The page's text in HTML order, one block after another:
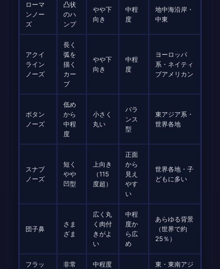
ローマ
ンノー
ズ
凸状
のハ
ンプ
やや下
向き
中程
度
地中海沿岸・
中東
アクイ
ライン
ノーズ
長く
弧を
描く
カー
ブ
やや下
向き
中程
度
ヨーロッパ
系・ネイティ
ブアメリカン
ボタン
ノーズ
低め
から
中程
度
小さく
丸い
バラ
ンス
型
東アジア系・
世界各地
スナブ
ノーズ
短く
やや
凹型
上向き
（115
度超）
正面
から
見え
やす
い
世界各地・子
どもに多い
団子鼻
さま
ざま
広く丸
く肉付
きがよ
い
中程
度か
ら広
め
あらゆる背景
（世界で約
25％）
フラッ
非常
中程度
東・東南アジ